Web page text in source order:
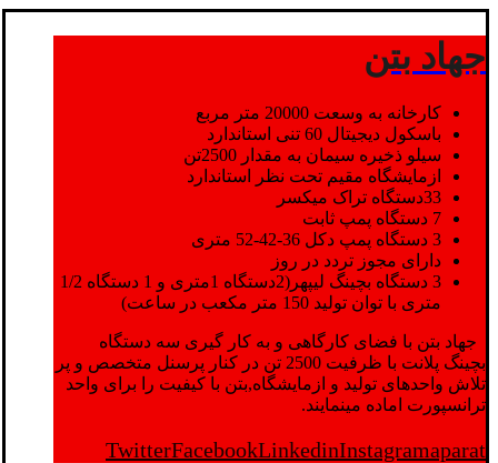
جهاد بتن
کارخانه به وسعت 20000 متر مربع
باسکول دیجیتال 60 تنی استاندارد
سیلو ذخیره سیمان به مقدار 2500تن
ازمایشگاه مقیم تحت نظر استاندارد
33دستگاه تراک میکسر
7 دستگاه پمپ ثابت
3 دستگاه پمپ دکل 36-42-52 متری
دارای مجوز تردد در روز
3 دستگاه بچینگ لیپهر(2دستگاه 1متری و 1 دستگاه 1/2
متری با توان تولید 150 متر مکعب در ساعت)
جهاد بتن با فضای کارگاهی و به کار گیری سه دستگاه
بچینگ پلانت با ظرفیت 2500 تن در کنار پرسنل متخصص و پر
تلاش واحدهای تولید و ازمایشگاه,بتن با کیفیت را برای واحد
ترانسپورت اماده مینمایند.
TwitterFacebookLinkedinInstagramaparat